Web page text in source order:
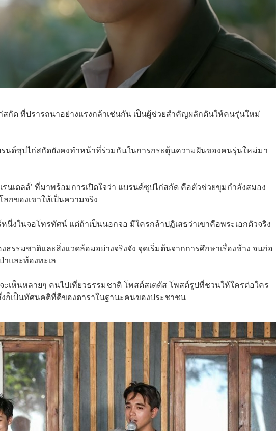
ด ที่ปรารถนาอย่างแรงกล้าเช่นกัน เป็นผู้ช่วยสำคัญผลักดันให้คนรุ่นใหม่
นด์ซุปไก่สกัดยังคงทำหน้าที่ร่วมกันในการกระตุ้นความฝันของคนรุ่นใหม่มา
รนเดลล์’ ที่มาพร้อมการเปิดใจว่า แบรนด์ซุปไก่สกัด คือตัวช่วยขุมกำลังสมอง
กของเขาให้เป็นความจริง
หนึ่งในจอโทรทัศน์ แต่ถ้าเป็นนอกจอ มีใครกล้าปฏิเสธว่าเขาคือพระเอกตัวจริง
รรมชาติและสิ่งแวดล้อมอย่างจริงจัง จุดเริ่มต้นจากการศึกษาเรื่องช้าง จนก่อ
และท้องทะเล
เห็นหลายๆ คนไปเที่ยวธรรมชาติ โพสต์สเตตัส โพสต์รูปที่ชวนให้ใครต่อใคร
ก็เป็นทัศนคติที่ดีของดาราในฐานะคนของประชาชน